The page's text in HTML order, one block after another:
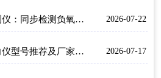
便携式负氧离子检测仪：同步检测负氧离子、甲醛、PM2.5、PM10多项核心空气指标 2026-07-22
三维无人机风速风向仪型号推荐及厂家排行 2026-07-17